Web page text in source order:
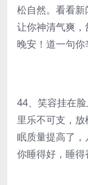
松自然。看看
让你神清气爽
晚安！道一句你
44、笑容挂在
里乐不可支，
眠质量提高了
你睡得好，睡得